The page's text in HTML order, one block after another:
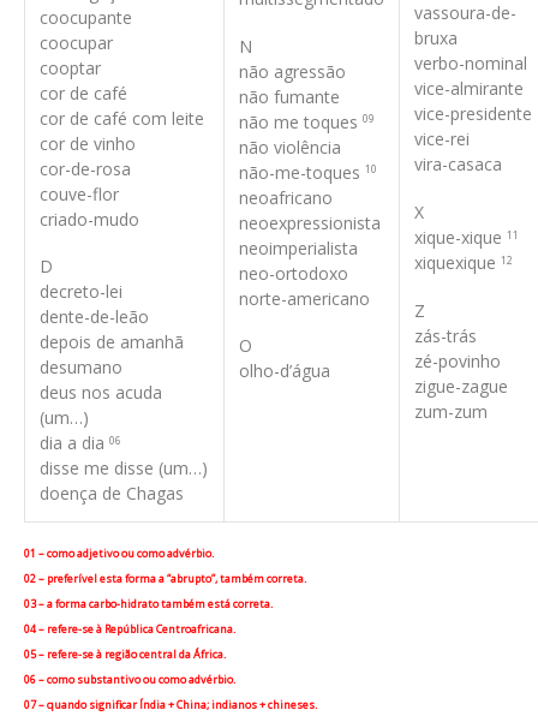
coocupante
coocupar
cooptar
cor de café
cor de café com leite
cor de vinho
cor-de-rosa
couve-flor
criado-mudo
D
decreto-lei
dente-de-leão
depois de amanhã
desumano
deus nos acuda
(um…)
dia a dia 06
disse me disse (um…)
doença de Chagas
N
não agressão
não fumante
não me toques 09
não violência
não-me-toques 10
neoafricano
neoexpressionista
neoimperialista
neo-ortodoxo
norte-americano
O
olho-d’água
vassoura-de-
bruxa
verbo-nominal
vice-almirante
vice-presidente
vice-rei
vira-casaca
X
xique-xique 11
xiquexique 12
Z
zás-trás
zé-povinho
zigue-zague
zum-zum
01 – como adjetivo ou como advérbio.
02 – preferível esta forma a “abrupto”, também correta.
03 – a forma carbo-hidrato também está correta.
04 – refere-se à República Centroafricana.
05 – refere-se à região central da África.
06 – como substantivo ou como advérbio.
07 – quando significar Índia + China; indianos + chineses.